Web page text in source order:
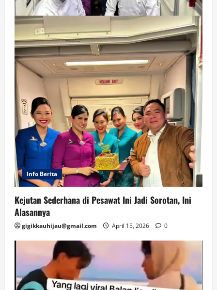
Info Berita
Kejutan Sederhana di Pesawat Ini Jadi Sorotan, Ini
Alasannya
gigikkauhijau@gmail.com April 15, 2026 0